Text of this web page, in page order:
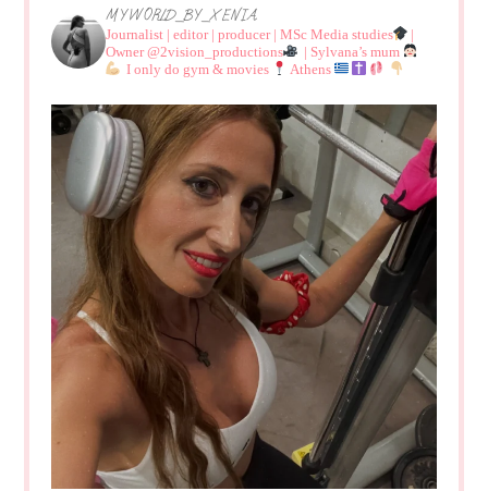
MYWORLD_BY_XENIA
Journalist | editor | producer | MSc Media studies
|
Owner @2vision_productions
| Sylvana’s mum
I only do gym & movies
Athens